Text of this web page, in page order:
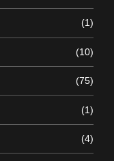
(1)
(10)
(75)
(1)
(4)